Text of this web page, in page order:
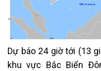
Dự báo 24 giờ tới (13
khu vực Bắc Biển